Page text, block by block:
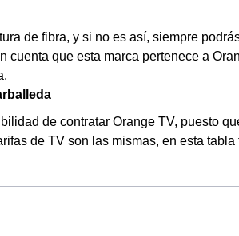
de fibra, y si no es así, siempre
cuenta que esta marca pertenece a
de contratar Orange TV, puesto
de TV son las mismas, en esta tabla